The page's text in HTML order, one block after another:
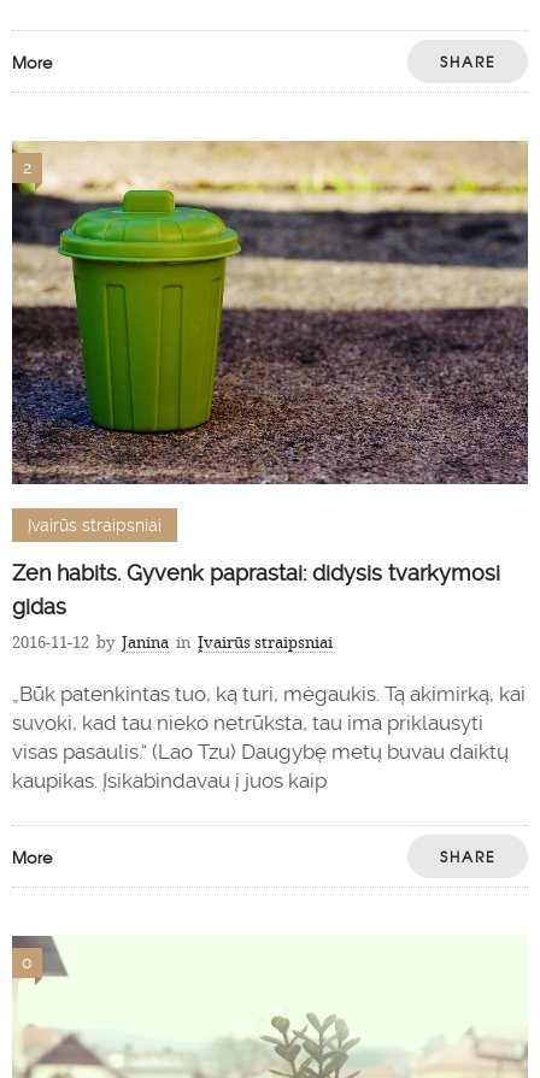
More SHARE
2
Įvairūs straipsniai
Zen habits. Gyvenk paprastai: didysis tvarkymosi
gidas
2016-11-12 by Janina in Įvairūs straipsniai
„Būk patenkintas tuo, ką turi, mėgaukis. Tą akimirką, kai
suvoki, kad tau nieko netrūksta, tau ima priklausyti
visas pasaulis.“ (Lao Tzu) Daugybę metų buvau daiktų
kaupikas. Įsikabindavau į juos kaip
More SHARE
0